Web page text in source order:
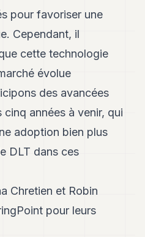
pour favoriser une
Cependant, il
cette technologie
évolue
des avancées
années à venir, qui
adoption bien plus
DLT dans ces
Chretien et Robin
pour leurs